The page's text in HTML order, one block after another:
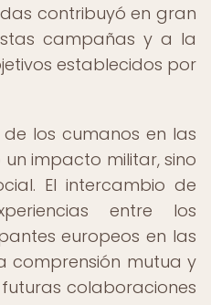
contribuyó en gran
campañas y a la
establecidos por
los cumanos en las
impacto militar, sino
El intercambio de
entre los
europeos en las
comprensión mutua y
colaboraciones